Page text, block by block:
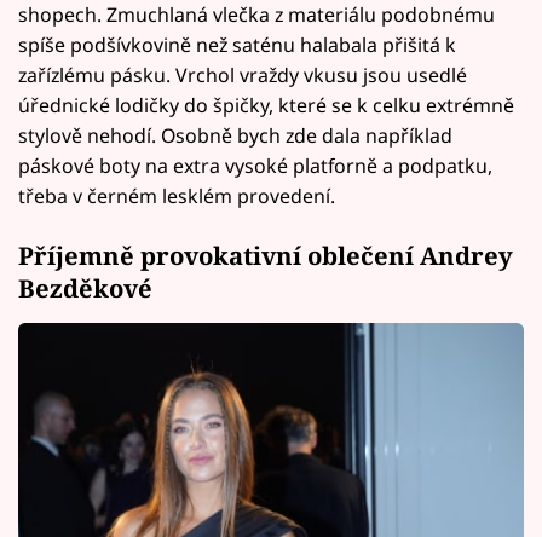
shopech. Zmuchlaná vlečka z materiálu podobnému
spíše podšívkovině než saténu halabala přišitá k
zařízlému pásku. Vrchol vraždy vkusu jsou usedlé
úřednické lodičky do špičky, které se k celku extrémně
stylově nehodí. Osobně bych zde dala například
páskové boty na extra vysoké platforně a podpatku,
třeba v černém lesklém provedení.
Příjemně provokativní oblečení Andrey
Bezděkové